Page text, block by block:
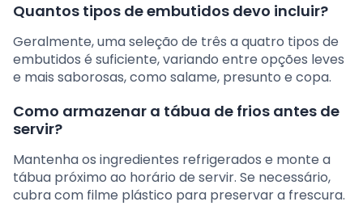
Quantos tipos de embutidos devo incluir?
Geralmente, uma seleção de três a quatro tipos de
embutidos é suficiente, variando entre opções leves
e mais saborosas, como salame, presunto e copa.
Como armazenar a tábua de frios antes de
servir?
Mantenha os ingredientes refrigerados e monte a
tábua próximo ao horário de servir. Se necessário,
cubra com filme plástico para preservar a frescura.